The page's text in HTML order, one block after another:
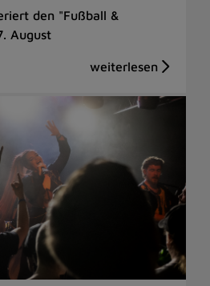
den "Fußball &
August